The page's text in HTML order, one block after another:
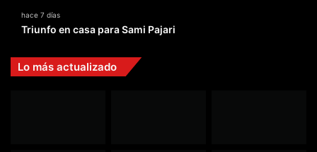
hace 7 días
Triunfo en casa para Sami Pajari
Lo más actualizado